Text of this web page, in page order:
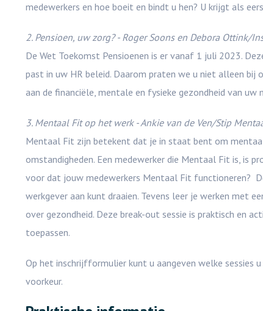
medewerkers en hoe boeit en bindt u hen? U krijgt als
2. Pensioen, uw zorg? - Roger Soons en Debora Ottink/
De Wet Toekomst Pensioenen is er vanaf 1 juli 2023.
past in uw HR beleid. Daarom praten we u niet alleen bij
aan de financiële, mentale en fysieke gezondheid van uw
3. Mentaal Fit op het werk - Ankie van de Ven/Stip
Mentaal Fit zijn betekent dat je in staat bent om
omstandigheden. Een medewerker die Mentaal Fit is, is
voor dat jouw medewerkers Mentaal Fit functioneren?
werkgever aan kunt draaien. Tevens leer je werken met
over gezondheid. Deze break-out sessie is praktisch en
toepassen.
Op het inschrijfformulier kunt u aangeven welke sessies
voorkeur.